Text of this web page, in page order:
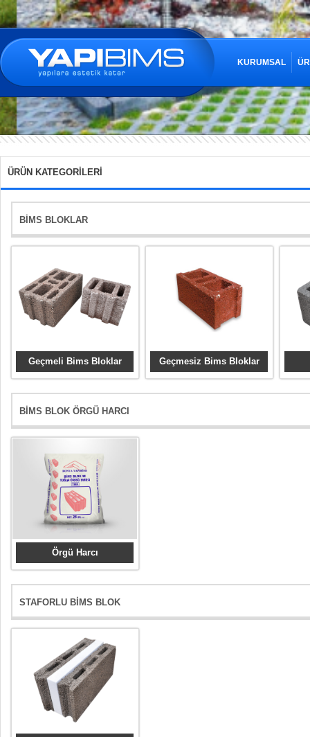
KURUMSAL
ÜRÜN KATEGORİLERİ
BİMS BLOKLAR
Geçmeli Bims Bloklar Geçmesiz Bims Bloklar
BİMS BLOK ÖRGÜ HARCI
Örgü Harcı
STAFORLU BİMS BLOK